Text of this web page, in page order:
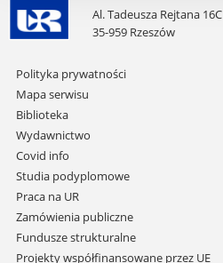
Al. Tadeusza Rejtana 16C
35-959 Rzeszów
Pomiń
nawigację
i
przejdź
do
treści
Polityka prywatności
Mapa serwisu
Biblioteka
Wydawnictwo
Covid info
Studia podyplomowe
Praca na UR
Zamówienia publiczne
Fundusze strukturalne
Projekty współfinansowane przez UE